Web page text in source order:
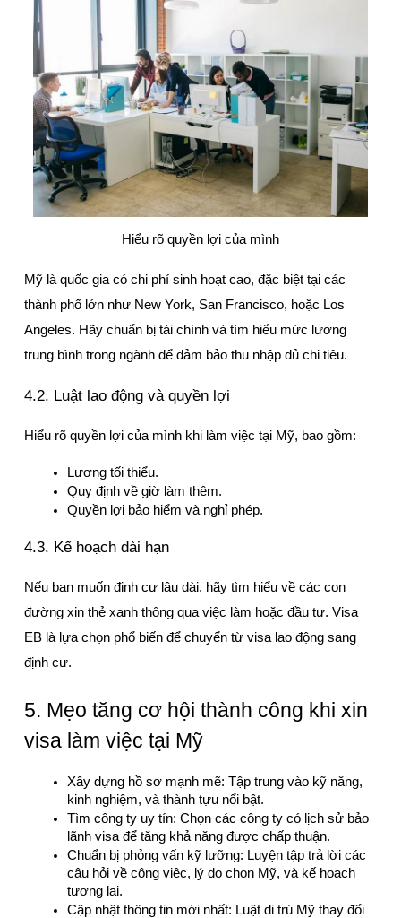
Hiểu rõ quyền lợi của mình
Mỹ là quốc gia có chi phí sinh hoạt cao, đặc biệt tại các
thành phố lớn như New York, San Francisco, hoặc Los
Angeles. Hãy chuẩn bị tài chính và tìm hiểu mức lương
trung bình trong ngành để đảm bảo thu nhập đủ chi tiêu.
4.2. Luật lao động và quyền lợi
Hiểu rõ quyền lợi của mình khi làm việc tại Mỹ, bao gồm:
Lương tối thiểu.
Quy định về giờ làm thêm.
Quyền lợi bảo hiểm và nghỉ phép.
4.3. Kế hoạch dài hạn
Nếu bạn muốn định cư lâu dài, hãy tìm hiểu về các con
đường xin thẻ xanh thông qua việc làm hoặc đầu tư. Visa
EB là lựa chọn phổ biến để chuyển từ visa lao động sang
định cư.
5. Mẹo tăng cơ hội thành công khi xin
visa làm việc tại Mỹ
Xây dựng hồ sơ mạnh mẽ: Tập trung vào kỹ năng,
kinh nghiệm, và thành tựu nổi bật.
Tìm công ty uy tín: Chọn các công ty có lịch sử bảo
lãnh visa để tăng khả năng được chấp thuận.
Chuẩn bị phỏng vấn kỹ lưỡng: Luyện tập trả lời các
câu hỏi về công việc, lý do chọn Mỹ, và kế hoạch
tương lai.
Cập nhật thông tin mới nhất: Luật di trú Mỹ thay đổi